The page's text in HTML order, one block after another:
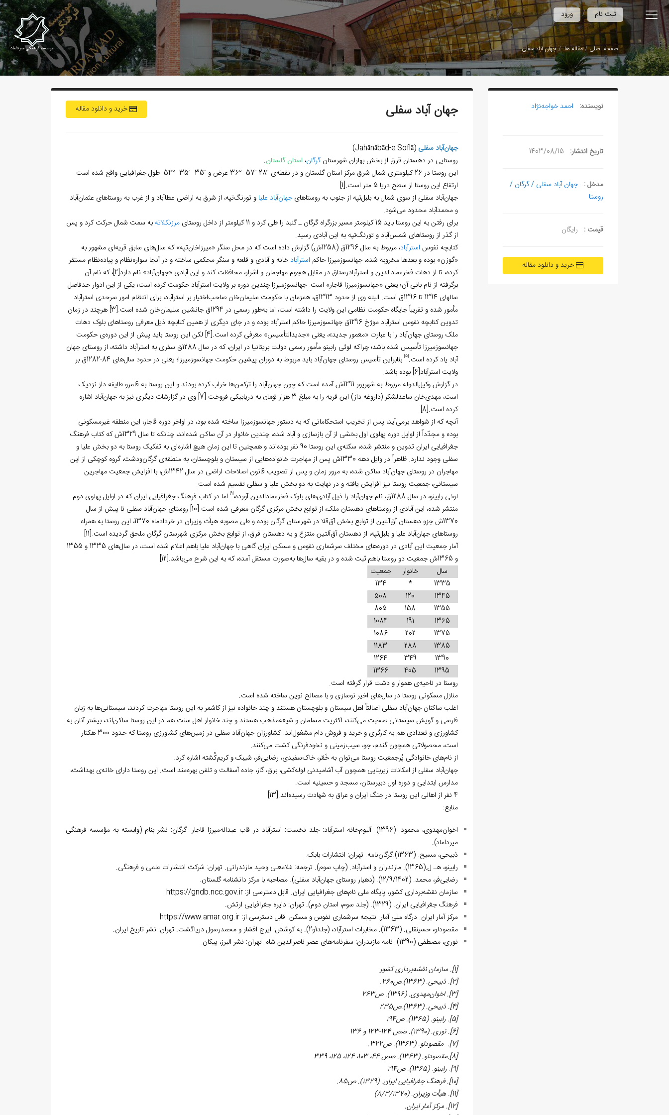
ورود / ثبت نام
صفحه اصلی مقاله ها جهان‌ آباد سفلی
نویسنده: احمد خواجه‌نژاد
تاریخ انتشار: 1403/08/15
مدخل : جهان آباد سفلی / گرگان /
روستا
قیمت : رایگان
خرید و دانلود مقاله
خرید و دانلود مقاله جهان‌ آباد سفلی
جهان‌‏آباد سفلی (Jahānābād-e Soflā)
روستایی در دهستان قرق از بخش بهاران شهرستانگرگان، استان گلستان.
این روستا در 26 کیلومتری شمال شرق مرکز استان گلستان و در نقطه‌ی ً28 َ57 °36 عرض و ً35 َ35 °54 طول جغرافیایی واقع شده‌ است.
ارتفاع این روستا از سطح دریا 5 متر است.
[1]
جهان‌‏آباد سفلی از سوی شمال به بلبل‌‏تپه از جنوب به روستاهایجهان‌‏آباد علیا و تورنگ‌‏تپه، از شرق به اراضی عطاآباد و از غرب به روستاهای عثمان‏‌آباد
و محمدآباد محدود می‌‏شود.
برای رفتن به این روستا باید 15 کیلومتر مسیر بزرگراه گرگان ـ گنبد را طی کرد و 11 کیلومتر از داخل روستای
مرزنکلاتهبه سمت شمال حرکت کرد و پس
از گذر از روستاهای شمس‌‏آباد و تورنگ‌‏تپه به این آبادی رسید.
کتابچه نفوس استرآباد
، مربوط به سال 1296ق (1258ش) گزارش داده است که در محل سنگر «میرزاخان‏‌تپه» که سال‏‌های سابق قریه‌‏ای مشهور به
«گوزن» بوده و بعدها مخروبه شده، جهانسوزمیرزا حاکم استرآبادخانه و آبادی و قلعه و سنگر محکمی ساخته و در آن‏جا سواره‌‏نظام و پیاده‌‏نظام مستقر
کرده، تا از دهات فخرعمادالدین و استرآبادرستاق در مقابل هجوم مهاجمان و اشرار، محافظت کند و این آبادی «جهان‏‌آباد» نام دارد[2] ، که نام آن
برگرفته از نام بانی آن؛ یعنی «جهانسوزمیرزا قاجار» است. جهانسوزمیرزا چندین دوره بر ولایت استرآباد حکومت کرده است؛ یکی از این ادوار حدفاصل
سال‏های 1294 تا 1296ق است. البته وی از حدود 1293ق، هم‏زمان با حکومت سلیمان‏‌خان صاحب‌‏اختیار بر استرآباد، برای انتظام امور سرحدی استرآباد
مأمور شده و تقریباً جایگاه حکومت نظامی این ولایت را داشته است، اما به‌‏طور رسمی در 1294ق جانشین سلیمان‏‌خان شده است.
[3]
هرچند در زمان
تدوین کتابچه نفوس استرآباد مورّخ 1296ق جهانسوز‏میرزا حاکم استرآباد بوده و در جای دیگری از همین کتابچه ذیل معرفی روستاهای بلوک دهات
ملک روستای جهان‌‏آباد را با عبارت «معمور جدید»، یعنی «جدیدالتأسیس» معرفی کرده است.[4]
لکن این روستا باید پیش از این دوره‌‏ی حکومت
جهانسوزمیرزا تأسیس شده باشد؛ چراکه لوئی رابینو مأمور رسمی دولت بریتانیا در ایران، که در سال 1288ق سفری به استرآباد داشته، از روستای جهان
آباد یاد کرده است.[5]
بنابراین تأسیس روستای جهان‏‌آباد باید مربوط به دوران پیشین حکومت جهانسوزمیرزا؛ یعنی در حدود سال‏‌های 84-1282ق بر
ولایت استرآباد[6]
بوده باشد.
در گزارش وکیل‏‌الدوله مربوط به شهریور 1291ش آمده است که چون جهان‏‌آباد را ترکمن‏‌ها خراب کرده بودند و این روستا به قلمرو طایفه داز نزدیک
است، مهدی‏‌خان ساعدلشکر (داروغه داز) این قریه را به مبلغ 3 هزار تومان به دریابیکی فروخت.
[7]
وی در گزارشات دیگری نیز به جهان‏‌آباد اشاره
کرده است.[8]
آن‏چه که از شواهد برمی‏‌آید، پس از تخریب استحکاماتی که به دستور جهانسوزمیرزا ساخته شده بود، در اواخر دوره قاجار، این منطقه غیرمسکونی
بوده و مجدّداً از اوایل دوره پهلوی اول بخشی از آن بازسازی و آباد شده، چندین خانوار در آن ساکن شده‏‌اند، چنان‏که تا سال 1329ش که کتاب فرهنگ
جغرافیایی ایران تدوین و منتشر شده، سکنه‏‌ی این روستا 90 نفر بوده‏‌اند و هم‏چنین تا این زمان هیچ اشاره‌‏ای به تفکیک روستا به دو بخش علیا و
سفلی وجود ندارد. ظاهراً در وایل دهه 1330ش پس از مهاجرت خانواده‌‏هایی از سیستان و بلوچستان، به منطقه‏‌ی گرگان‌‏ودشت، گروه کوچکی از این
مهاجران در روستای جهان‏‌آباد ساکن شده، به مرور زمان و پس از تصویب قانون اصلاحات اراضی در سال 1342ش، با افزایش جمعیت مهاجرین
سیستانی، جمعیت روستا نیز افزایش یافته و در نهایت به دو بخش علیا و سفلی تقسیم شده است.
لوئی رابینو، در سال 1288ق، نام جهان‌‏آباد را ذیل آبادی‏‌های بلوک فخرعمادالدین آورده،
[9]
اما در کتاب فرهنگ جغرافیایی ایران که در اوایل پهلوی دوم
منتشر شده، این آبادی از روستاهای دهستان ملک، از توابع بخش مرکزی گرگان معرفی شده ‌است.[10]
روستای جهان‌‏آباد سفلی تا پیش از سال
1370ش جزو دهستان آق‌‏آلتین از توابع بخش آق‏‌قلا در شهرستان گرگان بوده و طی مصوبه هیأت وزیران در خردادماه 1370، این روستا به همراه
روستاهای جهان‏‌آباد علیا و بلبل‏‌تپه، از دهستان آق‏‌آلتین منتزع و به دهستان قرق، از توابع بخش مرکزی شهرستان گرگان ملحق گردیده است.[11]
آمار جمعیت این آبادی در دوره‌های مختلف سرشماری نفوس و مسکن ایران گاهی با جهان‌‏آباد علیا باهم اعلام شده است، در سال‏‌های 1335 و 1355
و 1365ش جمعیت دو روستا باهم ثبت شده و در بقیه سال‏‌ها به‌‏صورت مستقل آمده، که به این شرح می‏‌باشد.
[12]
سال
خانوار
جمعیت
1335
*
134
1345
120
508
1355
158
805
1365
191
1084
1375
202
1086
1385
288
1183
1390
349
1264
1395
405
1366
روستا در ناحیه‌‏ی هموار و دشت قرار گرفته است.
منازل مسکونی روستا در سال‏‌های اخیر نوسازی و با مصالح نوین ساخته شده‏ است.
اغلب ساکنان جهان‏‌آباد سفلی اصالتاً اهل سیستان و بلوچستان هستند و چند خانواده نیز از کاشمر به این روستا مهاجرت کردند، سیستانی‏‌ها به زبان
فارسی و گویش سیستانی صحبت می‏‌کنند، اکثریت مسلمان و شیعه‌‏مذهب هستند و چند خانوار اهل سنت هم در این روستا ساکن‌‏اند، بیشتر آنان به
کشاورزی و تعدادی هم به کارگری و خرید و فروش دام مشغول‌اند. کشاورزان جهان‌‏آباد سفلی در زمین‏‌های کشاورزی روستا که حدود 300 هکتار
است، محصولاتی هم‏چون گندم، جو، سیب‏‌زمینی و نخودفرنگی کشت می‏‌کنند.
از نام‏‌های خانوادگی پُرجمعیت روستا می‏‌توان به خَمّر، خاک‏‌سفیدی، رضایی‏‌فر، شیبک و کریم‏‌کُشته اشاره کرد.
جهان‏‌آباد سفلی از امکانات زیربنایی هم‏چون آب آشامیدنی لوله‏‌کشی، برق، گاز، جاده آسفالت و تلفن بهره‌مند است. این روستا دارای خانه‌ی بهداشت،
مدارس ابتدایی و دوره اول دبیرستان، مسجد و حسینیه است.
4 نفر از اهالی این روستا در جنگ ایران و عراق به شهادت رسیده‌‏اند.
[13]
منابع:
اخوان‌‏مهدوی، محمود. (1396). آلبوم‏‌خانه استرآباد: جلد نخست: استرآباد در قاب عبداله‌‏میرزا قاجار. گرگان: نشر بنام (وابسته به مؤسسه فرهنگی
میرداماد).
ذبیحی، مسیح. (1363).گرگان‌‏نامه. تهران: انتشارات بابک.
رابینو، هـ ل.(1365). مازندران و استرآباد. (چاپ سوم). ترجمه: غلامعلی وحید مازندرانی. تهران: شرکت انتشارات علمی و فرهنگی.
رضایی‌‏فر، محمد. (12/9/1402). (دهیار روستای جهان‌‏آباد سفلی). مصاحبه با مرکز دانشنامه گلستان.
سازمان نقشه‌‏برداری کشور، پایگاه ملی نام‌‏های جغرافیایی ایران. قابل دسترسی از:https://gndb.ncc.gov.ir
فرهنگ جغرافیایی ایران. (1329). (جلد سوم، استان دوم). تهران: دایره جغرافیایی ارتش.
مرکز آمار ایران. درگاه ملی آمار. نتیجه سرشماری نفوس و مسکن. قابل دسترسی از:https://www.amar.org.ir
مقصودلو، حسینقلی. (1363). مخابرات استرآباد، (جلد1و2). به کوشش: ایرج افشار و محمدرسول دریاگشت. تهران: نشر تاریخ ایران.
نوری، مصطفی (1390). نامه مازندران: سفرنامه‌‏های عصر ناصرالدین شاه. تهران: نشر البرز، پیکان.
[1]
.سازمان نقشه‌‏برداری کشور
[2]
.ذبیحی. (1363).ص260.
[3]
.اخوان‏‌مهدوی. (1396). ص263
[4]
.ذبیحی. (1363).ص235
[5]
.رابینو. (1365). ص194
[6]
.نوری. (1390). صص 124-123 و 136
[7]
. مقصودلو. (1363). ص322
.
[8]
.مقصودلو. (1363). صص 44، 103، 124، 125، 339
[9]
.رابینو. (1365). ص194
[10]
.فرهنگ جغرافیایی ایران. (1329). ص85
.
[11]
.هیأت وزیران. (8/3/1370)
[12]
.مرکز آمار ایران.